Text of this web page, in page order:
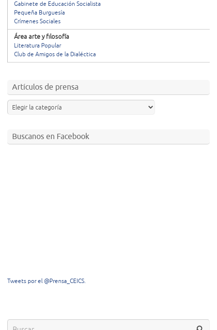
Gabinete de Educación Socialista
Pequeña Burguesía
Crímenes Sociales
Área arte y filosofía
Literatura Popular
Club de Amigos de la Dialéctica
Artículos de prensa
Buscanos en Facebook
Tweets por el @Prensa_CEICS.